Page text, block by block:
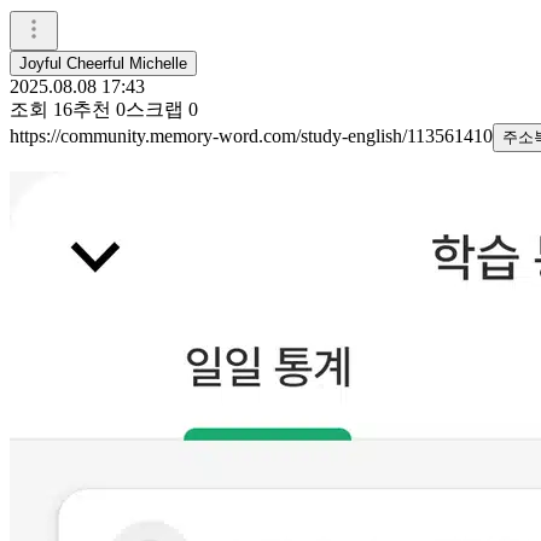
Joyful Cheerful Michelle
2025.08.08 17:43
조회 16추천 0스크랩 0
https://community.memory-word.com/study-english/113561410 주소